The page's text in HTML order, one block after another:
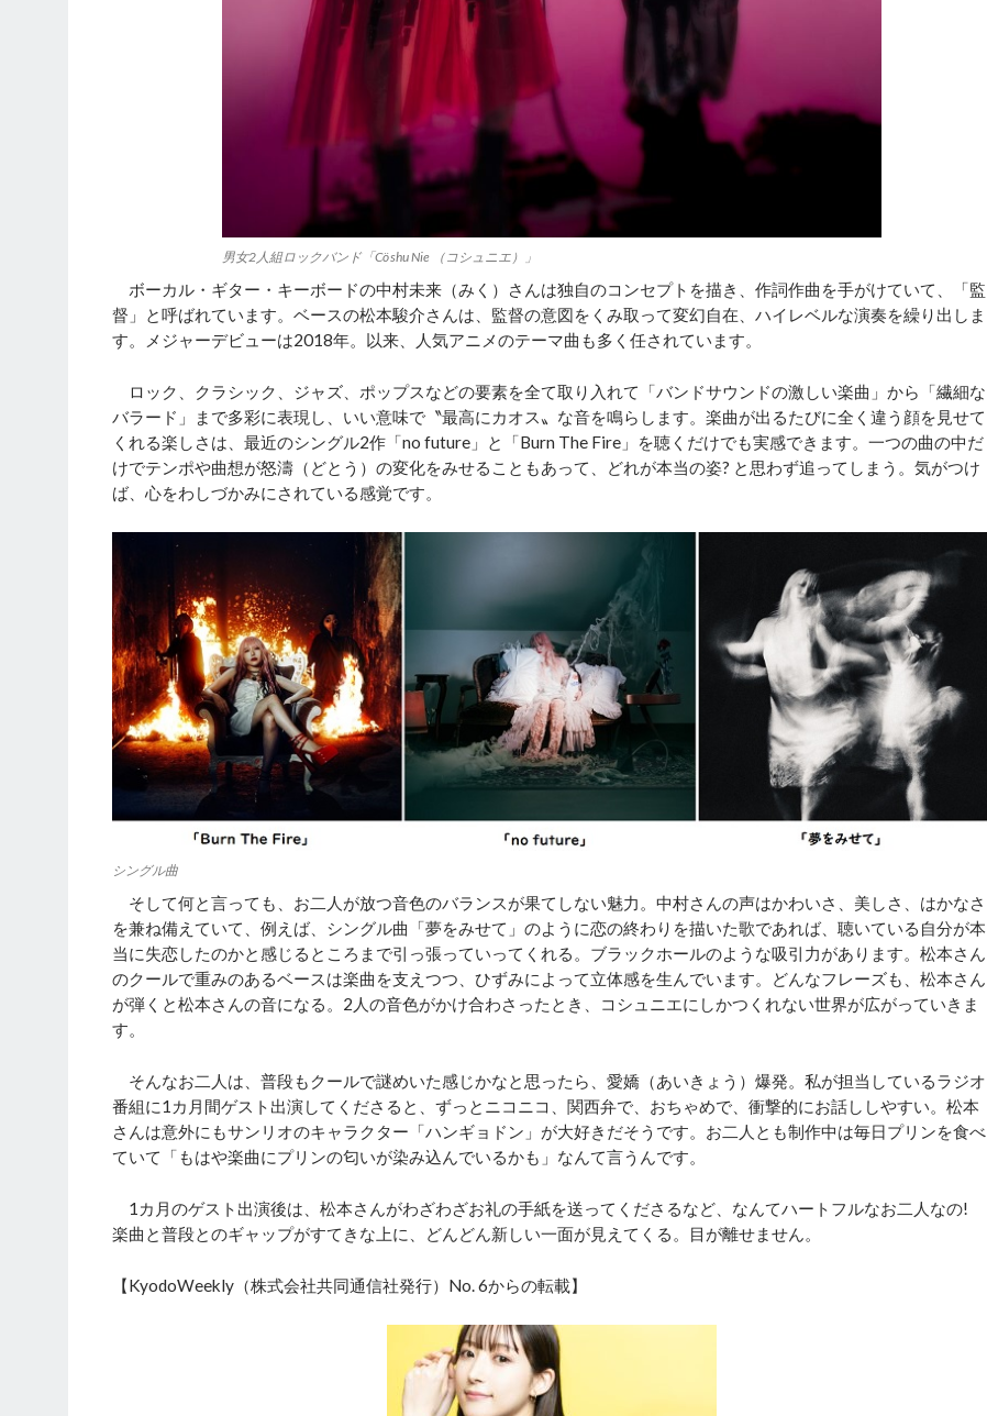
男女2人組ロックバンド「Cö shu Nie （コシュニエ）」
ボーカル・ギター・キーボードの中村未来（みく）さんは独自のコンセプトを描き、作詞作曲を手がけていて、「監
督」と呼ばれています。ベースの松本駿介さんは、監督の意図をくみ取って変幻自在、ハイレベルな演奏を繰り出しま
す。メジャーデビューは2018年。以来、人気アニメのテーマ曲も多く任されています。
ロック、クラシック、ジャズ、ポップスなどの要素を全て取り入れて「バンドサウンドの激しい楽曲」から「繊細な
バラード」まで多彩に表現し、いい意味で〝最高にカオス〟な音を鳴らします。楽曲が出るたびに全く違う顔を見せて
くれる楽しさは、最近のシングル2作「no future」と「Burn The Fire」を聴くだけでも実感できます。一つの曲の中だ
けでテンポや曲想が怒濤（どとう）の変化をみせることもあって、どれが本当の姿? と思わず追ってしまう。気がつけ
ば、心をわしづかみにされている感覚です。
シングル曲
そして何と言っても、お二人が放つ音色のバランスが果てしない魅力。中村さんの声はかわいさ、美しさ、はかなさ
を兼ね備えていて、例えば、シングル曲「夢をみせて」のように恋の終わりを描いた歌であれば、聴いている自分が本
当に失恋したのかと感じるところまで引っ張っていってくれる。ブラックホールのような吸引力があります。松本さん
のクールで重みのあるベースは楽曲を支えつつ、ひずみによって立体感を生んでいます。どんなフレーズも、松本さん
が弾くと松本さんの音になる。2人の音色がかけ合わさったとき、コシュニエにしかつくれない世界が広がっていきま
す。
そんなお二人は、普段もクールで謎めいた感じかなと思ったら、愛嬌（あいきょう）爆発。私が担当しているラジオ
番組に1カ月間ゲスト出演してくださると、ずっとニコニコ、関西弁で、おちゃめで、衝撃的にお話ししやすい。松本
さんは意外にもサンリオのキャラクター「ハンギョドン」が大好きだそうです。お二人とも制作中は毎日プリンを食べ
ていて「もはや楽曲にプリンの匂いが染み込んでいるかも」なんて言うんです。
1カ月のゲスト出演後は、松本さんがわざわざお礼の手紙を送ってくださるなど、なんてハートフルなお二人なの!
楽曲と普段とのギャップがすてきな上に、どんどん新しい一面が見えてくる。目が離せません。
【KyodoWeekly（株式会社共同通信社発行）No. 6からの転載】